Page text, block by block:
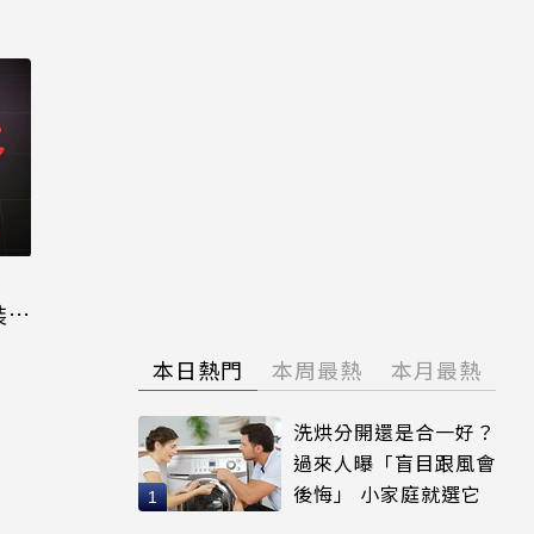
本日熱門 本周最熱 本月最熱
洗烘分開還是合一好？
過來人曝「盲目跟風會
後悔」 小家庭就選它